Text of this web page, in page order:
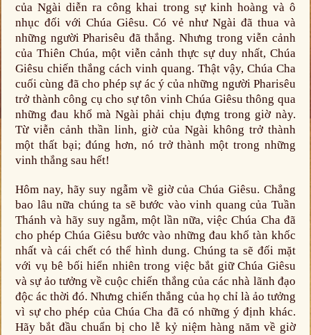
của Ngài diễn ra công khai trong sự kinh hoàng và ô
nhục đối với Chúa Giêsu. Có vẻ như Ngài đã thua và
những người Pharisêu đã thắng. Nhưng trong viễn cảnh
của Thiên Chúa, một viễn cảnh thực sự duy nhất, Chúa
Giêsu chiến thắng cách vinh quang. Thật vậy, Chúa Cha
cuối cùng đã cho phép sự ác ý của những người Pharisêu
trở thành công cụ cho sự tôn vinh Chúa Giêsu thông qua
những đau khổ mà Ngài phải chịu đựng trong giờ này.
Từ viễn cảnh thần linh, giờ của Ngài không trở thành
một thất bại; đúng hơn, nó trở thành một trong những
vinh thắng sau hết!
Hôm nay, hãy suy ngẫm về giờ của Chúa Giêsu. Chẳng
bao lâu nữa chúng ta sẽ bước vào vinh quang của Tuần
Thánh và hãy suy ngẫm, một lần nữa, việc Chúa Cha đã
cho phép Chúa Giêsu bước vào những đau khổ tàn khốc
nhất và cái chết có thể hình dung. Chúng ta sẽ đối mặt
với vụ bê bối hiển nhiên trong việc bắt giữ Chúa Giêsu
và sự ảo tưởng về cuộc chiến thắng của các nhà lãnh đạo
độc ác thời đó. Nhưng chiến thắng của họ chỉ là ảo tưởng
vì sự cho phép của Chúa Cha đã có những ý định khác.
Hãy bắt đầu chuẩn bị cho lễ kỷ niệm hàng năm về giờ